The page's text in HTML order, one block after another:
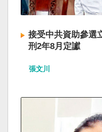
接受中共資助參選
刑2年8月定讞
張文川